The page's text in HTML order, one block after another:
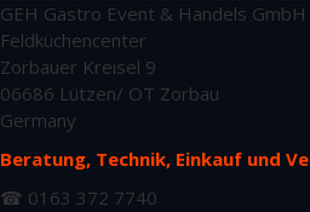
GEH Gastro Event & Handels GmbH
Feldküchencenter
Zorbauer Kreisel 9
06686 Lützen/ OT Zorbau
Germany
Beratung, Technik, Einkauf und
☎ 0163 372 7740